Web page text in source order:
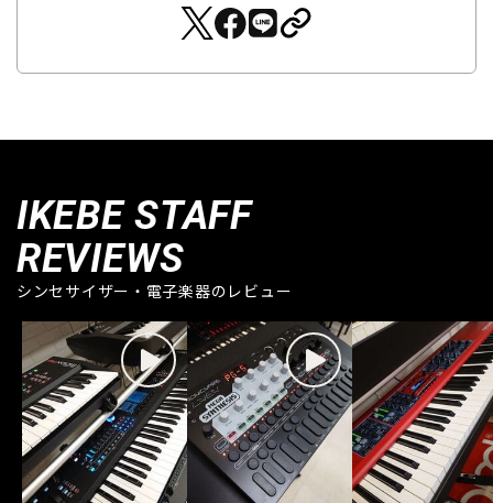
IKEBE STAFF
REVIEWS
シンセサイザー・電子楽器のレビュー